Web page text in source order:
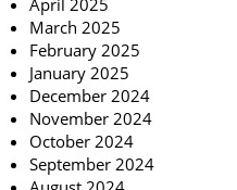
April 2025
March 2025
February 2025
January 2025
December 2024
November 2024
October 2024
September 2024